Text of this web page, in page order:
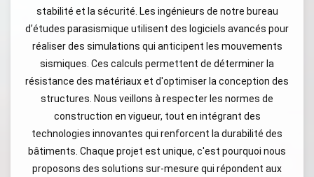
stabilité et la sécurité. Les ingénieurs de notre bureau
d’études parasismique utilisent des logiciels avancés pour
réaliser des simulations qui anticipent les mouvements
sismiques. Ces calculs permettent de déterminer la
résistance des matériaux et d'optimiser la conception des
structures. Nous veillons à respecter les normes de
construction en vigueur, tout en intégrant des
technologies innovantes qui renforcent la durabilité des
bâtiments. Chaque projet est unique, c'est pourquoi nous
proposons des solutions sur-mesure qui répondent aux